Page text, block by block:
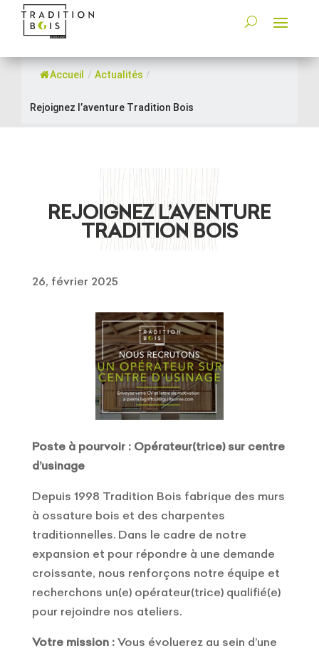
Accueil / Actualités /
Rejoignez l’aventure Tradition Bois
REJOIGNEZ L’AVENTURE
TRADITION BOIS
26, février 2025
Poste à pourvoir : Opérateur(trice) sur centre
d’usinage
Depuis 1998 Tradition Bois fabrique des murs
à ossature bois et des charpentes
traditionnelles. Dans le cadre de notre
expansion et pour répondre à une demande
croissante, nous renforçons notre équipe et
recherchons un(e) opérateur(trice) qualifié(e)
pour rejoindre nos ateliers.
Votre mission :Vous évoluerez au sein d’une